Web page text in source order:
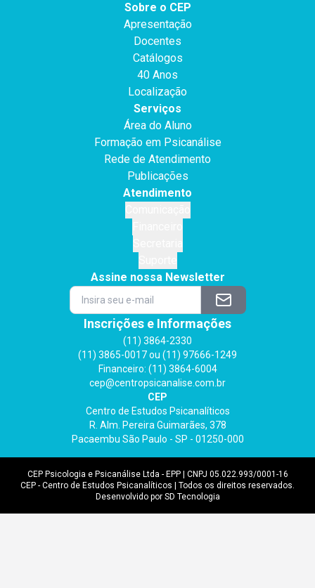
Sobre o CEP
Apresentação
Docentes
Catálogos
40 Anos
Localização
Serviços
Área do Aluno
Formação em Psicanálise
Rede de Atendimento
Publicações
Atendimento
Assine nossa Newsletter
Inscrições e Informações
(11) 3864-2330
(11) 3865-0017 ou (11) 97666-1249
Financeiro: (11) 3864-6004
cep@centropsicanalise.com.br
CEP
Centro de Estudos Psicanalíticos
R. Alm. Pereira Guimarães, 378
Pacaembu São Paulo - SP - 01250-000
CEP Psicologia e Psicanálise Ltda - EPP | CNPJ 05.022.993/0001-16
CEP - Centro de Estudos Psicanalíticos | Todos os direitos reservados.
Desenvolvido por SD Tecnologia